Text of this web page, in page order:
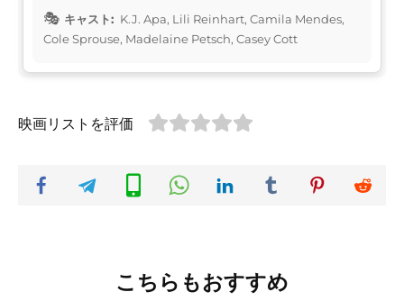
キャスト: K.J. Apa, Lili Reinhart, Camila Mendes,
Cole Sprouse, Madelaine Petsch, Casey Cott
映画リストを評価
こちらもおすすめ